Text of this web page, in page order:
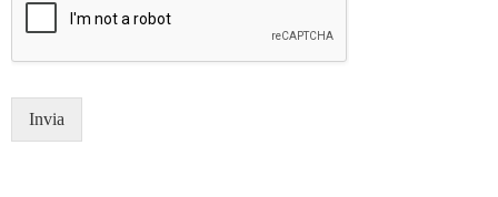
Invia